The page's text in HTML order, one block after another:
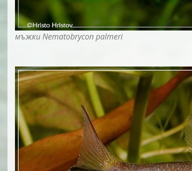
мъжки Nematobrycon palmeri